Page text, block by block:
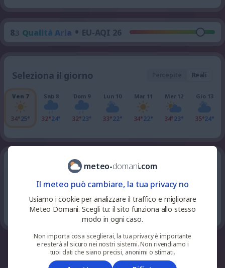
8.3 Qualità Aria • EU-AQI 26
Seleziona il giorno Reali
Ven 7
34°25°
Sab 8
32°24°
Dom 9
32°23°
Lun 10
33°22°
Mar 11
34°22°
Mer 12
34°23°
Gio 13
35°24°
tutte le ore della giornata
28° UV 0
parzialmente nuvoloso
pioggia
whatsapp facebook telegram
meteo-domani.com
Il meteo può cambiare, la tua privacy no
Usiamo i cookie per analizzare il traffico e migliorare
Meteo Domani. Scegli tu: il sito funziona allo stesso
modo in ogni caso.
Non importa cosa sceglierai, la tua privacy è importante
e resterà al sicuro nei nostri sistemi. Non rivendiamo i
tuoi dati che siano precisi, anonimi o stimati.